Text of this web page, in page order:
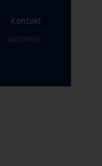
Kontakt
WIDERRUF